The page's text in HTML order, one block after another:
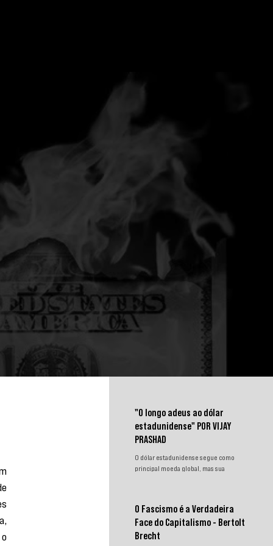
"O longo adeus ao dólar
estadunidense" POR VIJAY
PRASHAD
O dólar estadunidense segue como
principal moeda global, mas sua
impulsionam a desdolarização. O
processo, porém, é gradual e exige
novas instituições financeiras capazes
O Fascismo é a Verdadeira
Face do Capitalismo - Bertolt
Brecht